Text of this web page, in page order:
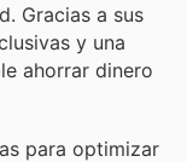
Gracias a sus
y una
ahorrar dinero
para optimizar